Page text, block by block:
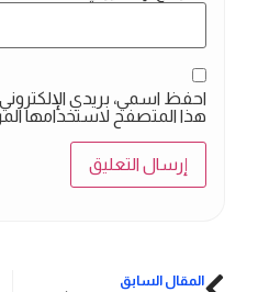
احفظ اسمي، بريدي
هذا المتصفح لاستخدامها
المقال السابق